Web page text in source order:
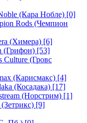
(Кара Нобле) [0]
Rods (Чемпион
(Химера) [6]
(Грифон) [53]
Culture (Гровс
(Карисмакс) [4]
(Косадака) [17]
(Норстрим) [1]
[9]